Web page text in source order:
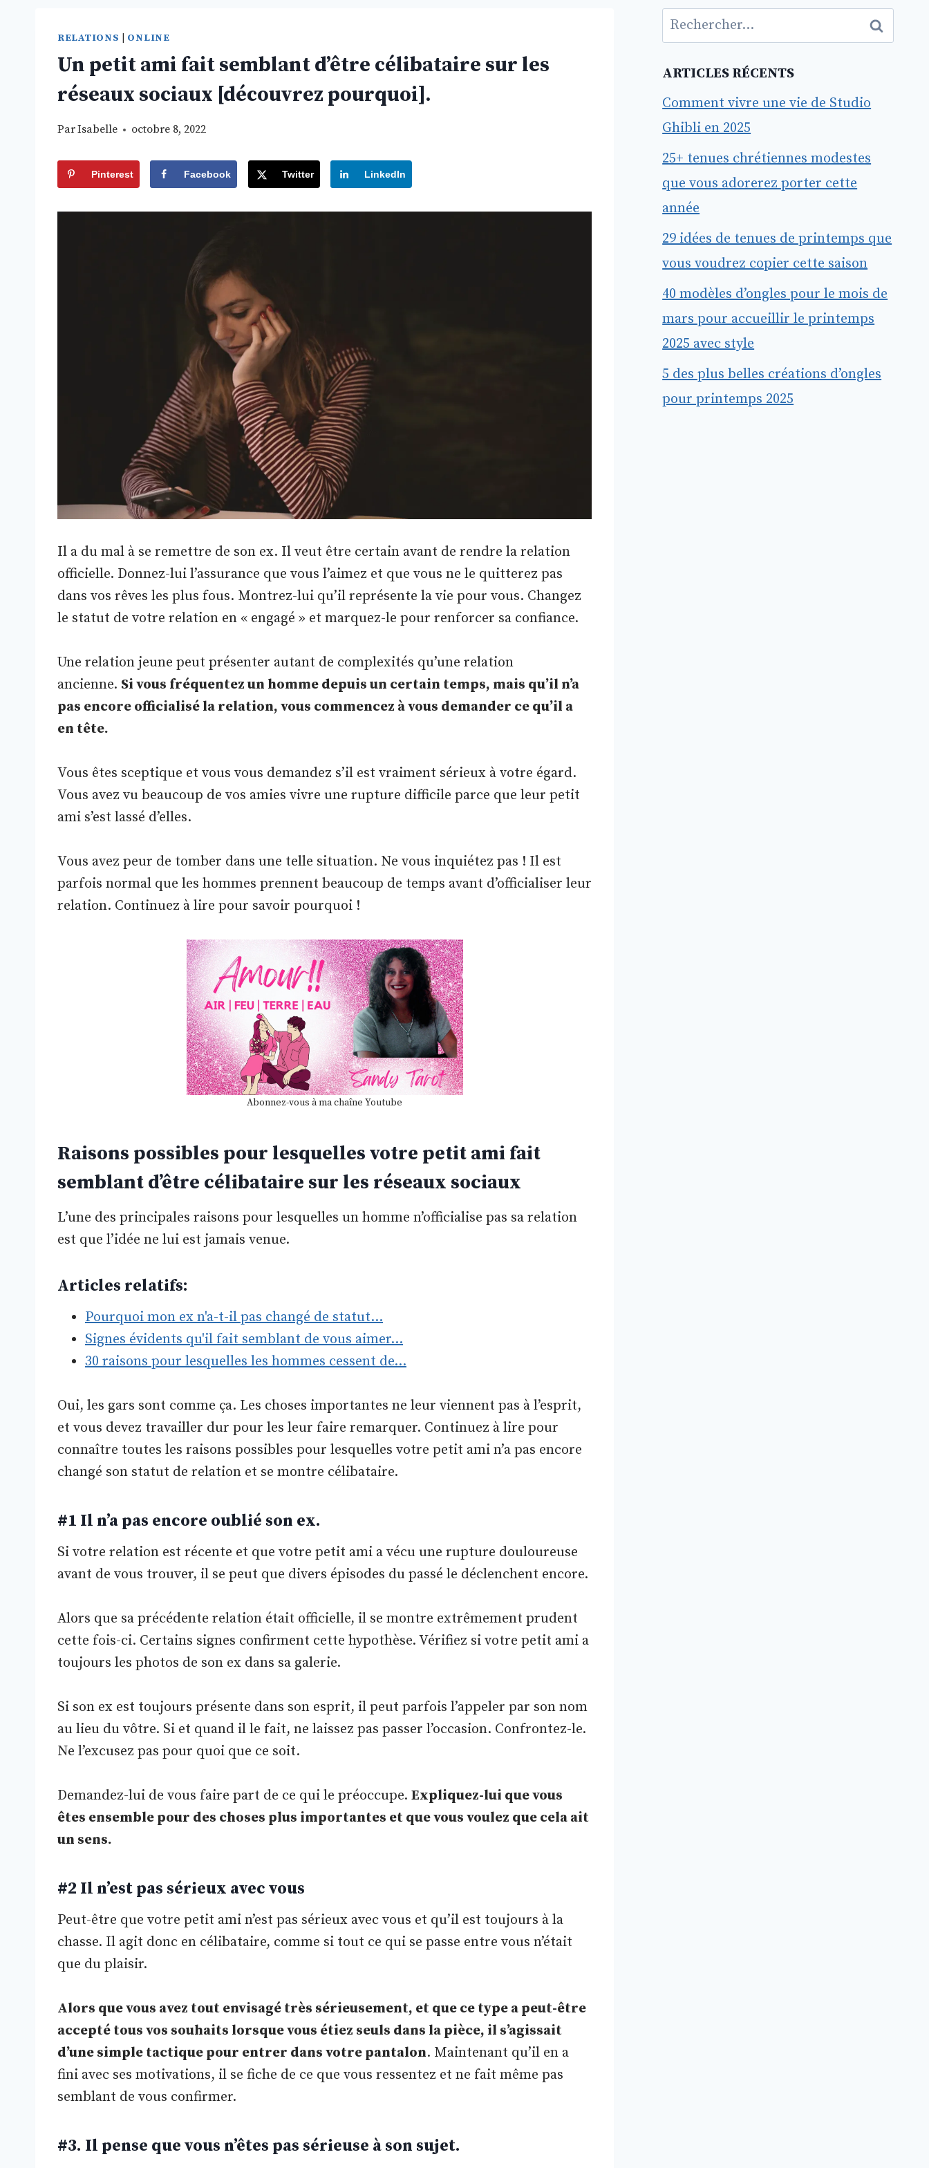
RELATIONS ONLINE
Un petit ami fait semblant d’être célibataire sur les
réseaux sociaux [découvrez pourquoi].
ParIsabelle octobre 8, 2022
Pinterest Facebook Twitter LinkedIn
Il a du mal à se remettre de son ex. Il veut être certain avant de rendre la relation
officielle. Donnez-lui l’assurance que vous l’aimez et que vous ne le quitterez pas
dans vos rêves les plus fous. Montrez-lui qu’il représente la vie pour vous. Changez
le statut de votre relation en « engagé » et marquez-le pour renforcer sa confiance.
Une relation jeune peut présenter autant de complexités qu’une relation
ancienne. Si vous fréquentez un homme depuis un certain temps, mais qu’il n’a
pas encore officialisé la relation, vous commencez à vous demander ce qu’il a
en tête.
Vous êtes sceptique et vous vous demandez s’il est vraiment sérieux à votre égard.
Vous avez vu beaucoup de vos amies vivre une rupture difficile parce que leur petit
ami s’est lassé d’elles.
Vous avez peur de tomber dans une telle situation. Ne vous inquiétez pas ! Il est
parfois normal que les hommes prennent beaucoup de temps avant d’officialiser leur
relation. Continuez à lire pour savoir pourquoi !
Abonnez-vous à ma chaîne Youtube
Raisons possibles pour lesquelles votre petit ami fait
semblant d’être célibataire sur les réseaux sociaux
L’une des principales raisons pour lesquelles un homme n’officialise pas sa relation
est que l’idée ne lui est jamais venue.
Articles relatifs:
Pourquoi mon ex n'a-t-il pas changé de statut…
Signes évidents qu'il fait semblant de vous aimer…
30 raisons pour lesquelles les hommes cessent de…
Oui, les gars sont comme ça. Les choses importantes ne leur viennent pas à l’esprit,
et vous devez travailler dur pour les leur faire remarquer. Continuez à lire pour
connaître toutes les raisons possibles pour lesquelles votre petit ami n’a pas encore
changé son statut de relation et se montre célibataire.
#1 Il n’a pas encore oublié son ex.
Si votre relation est récente et que votre petit ami a vécu une rupture douloureuse
avant de vous trouver, il se peut que divers épisodes du passé le déclenchent encore.
Alors que sa précédente relation était officielle, il se montre extrêmement prudent
cette fois-ci. Certains signes confirment cette hypothèse. Vérifiez si votre petit ami a
toujours les photos de son ex dans sa galerie.
Si son ex est toujours présente dans son esprit, il peut parfois l’appeler par son nom
au lieu du vôtre. Si et quand il le fait, ne laissez pas passer l’occasion. Confrontez-le.
Ne l’excusez pas pour quoi que ce soit.
Demandez-lui de vous faire part de ce qui le préoccupe. Expliquez-lui que vous
êtes ensemble pour des choses plus importantes et que vous voulez que cela ait
un sens.
#2 Il n’est pas sérieux avec vous
Peut-être que votre petit ami n’est pas sérieux avec vous et qu’il est toujours à la
chasse. Il agit donc en célibataire, comme si tout ce qui se passe entre vous n’était
que du plaisir.
Alors que vous avez tout envisagé très sérieusement, et que ce type a peut-être
accepté tous vos souhaits lorsque vous étiez seuls dans la pièce, il s’agissait
d’une simple tactique pour entrer dans votre pantalon. Maintenant qu’il en a
fini avec ses motivations, il se fiche de ce que vous ressentez et ne fait même pas
semblant de vous confirmer.
#3. Il pense que vous n’êtes pas sérieuse à son sujet.
Rechercher :
ARTICLES RÉCENTS
Comment vivre une vie de Studio
Ghibli en 2025
25+ tenues chrétiennes modestes
que vous adorerez porter cette
année
29 idées de tenues de printemps que
vous voudrez copier cette saison
40 modèles d’ongles pour le mois de
mars pour accueillir le printemps
2025 avec style
5 des plus belles créations d’ongles
pour printemps 2025